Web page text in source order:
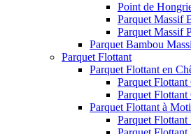
Point de
Parquet Massif
Parquet Massif
Parquet Bambou
Parquet Flottant
Parquet Flottant en
Parquet
Parquet Flottant
Parquet Flottant à
Parquet